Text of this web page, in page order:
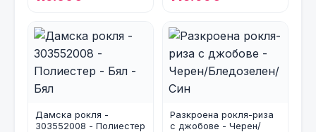
Дамска рокля -
303552008 - Полиестер
Разкроена рокля-риза
с джобове - Черен/